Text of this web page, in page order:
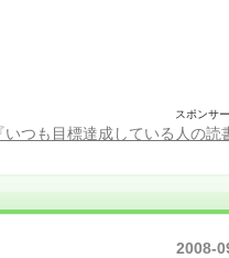
スポンサ
『いつも目標達成している人の読
2008-